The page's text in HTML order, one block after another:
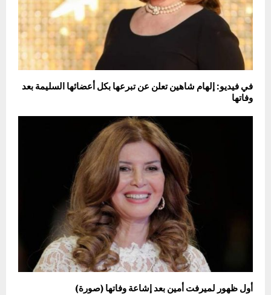
في فيديو: إلهام شاهين تعلن عن تبرعها بكل أعضائها السليمة بعد
وفاتها
أول ظهور لميرفت أمين بعد إشاعة وفاتها (صورة)